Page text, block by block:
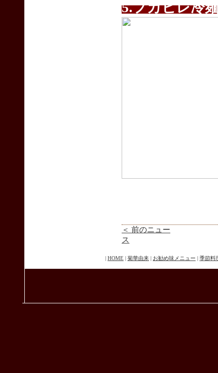
5.フカヒ
＜ 前のニュー
ス
HOME 菊華由来 お勧め味メニュー 季節料